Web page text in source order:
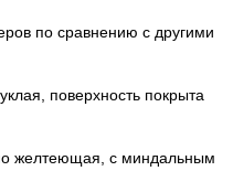
по сравнению с другими
поверхность покрыта
желтеющая, с миндальным